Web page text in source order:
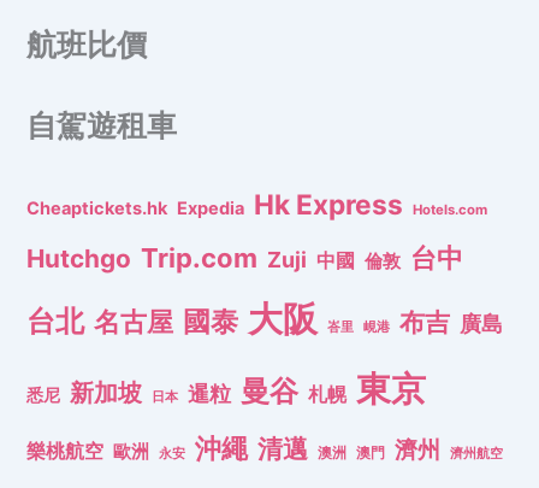
航班比價
自駕遊租車
Cheaptickets.hk Expedia Hk Express Hotels.com
Hutchgo Trip.com Zuji 中國 倫敦 台中
台北 名古屋 國泰 大阪 峇里 峴港 布吉 廣島
悉尼 新加坡 日本 暹粒 曼谷 札幌 東京
樂桃航空 歐洲 永安 沖繩 清邁 澳洲 澳門 濟州 濟州航空